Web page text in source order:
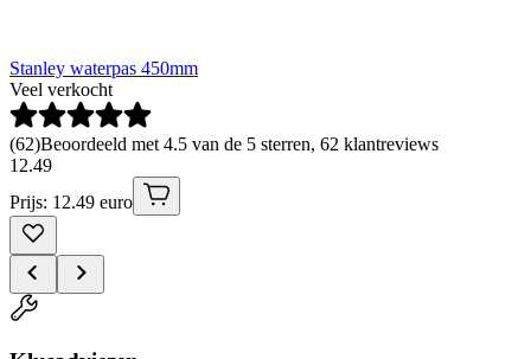
Stanley waterpas 450mm
Veel verkocht
(62)Beoordeeld met 4.5 van de 5 sterren, 62 klantreviews
12.49
Prijs: 12.49 euro